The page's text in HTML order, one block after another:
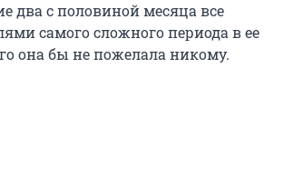
два с половиной месяца все
самого сложного периода в ее
она бы не пожелала никому.